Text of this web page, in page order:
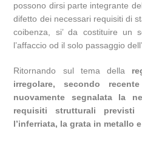
possono dirsi parte integrante
difetto dei necessari requisiti di
coibenza, si’ da costituire un
l’affaccio od il solo passaggio
Ritornando sul tema della
irregolare, secondo
nuovamente segnalata la
requisiti strutturali
l’inferriata, la grata in metallo e